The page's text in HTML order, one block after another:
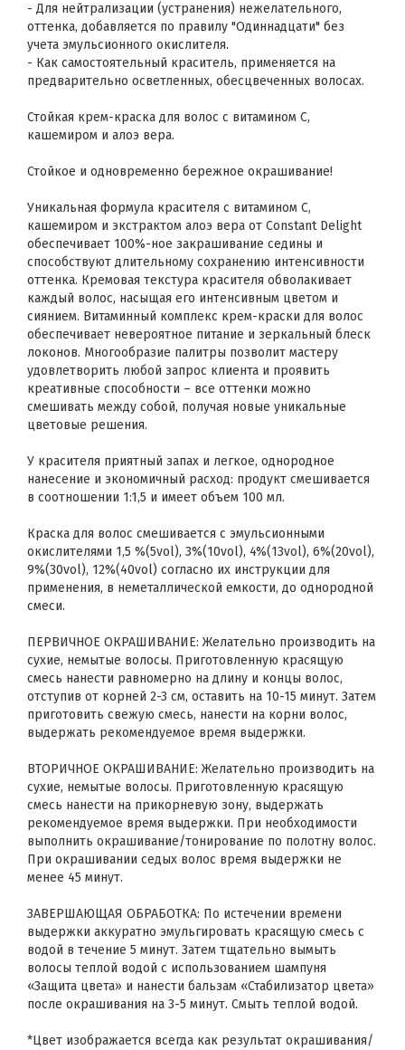
- Для нейтрализации (устранения) нежелательного,
оттенка, добавляется по правилу "Одиннадцати" без
учета эмульсионного окислителя.
- Как самостоятельный краситель, применяется на
предварительно осветленных, обесцвеченных волосах.
Стойкая крем-краска для волос с витамином С,
кашемиром и алоэ вера.
Стойкое и одновременно бережное окрашивание!
Уникальная формула красителя с витамином С,
кашемиром и экстрактом алоэ вера от Constant Delight
обеспечивает 100%-ное закрашивание седины и
способствуют длительному сохранению интенсивности
оттенка. Кремовая текстура красителя обволакивает
каждый волос, насыщая его интенсивным цветом и
сиянием. Витаминный комплекс крем-краски для волос
обеспечивает невероятное питание и зеркальный блеск
локонов. Многообразие палитры позволит мастеру
удовлетворить любой запрос клиента и проявить
креативные способности – все оттенки можно
смешивать между собой, получая новые уникальные
цветовые решения.
У красителя приятный запах и легкое, однородное
нанесение и экономичный расход: продукт смешивается
в соотношении 1:1,5 и имеет объем 100 мл.
Краска для волос смешивается с эмульсионными
окислителями 1,5 %(5vol), 3%(10vol), 4%(13vol), 6%(20vol),
9%(30vol), 12%(40vol) согласно их инструкции для
применения, в неметаллической емкости, до однородной
смеси.
ПЕРВИЧНОЕ ОКРАШИВАНИЕ: Желательно производить на
сухие, немытые волосы. Приготовленную красящую
смесь нанести равномерно на длину и концы волос,
отступив от корней 2-3 см, оставить на 10-15 минут. Затем
приготовить свежую смесь, нанести на корни волос,
выдержать рекомендуемое время выдержки.
ВТОРИЧНОЕ ОКРАШИВАНИЕ: Желательно производить на
сухие, немытые волосы. Приготовленную красящую
смесь нанести на прикорневую зону, выдержать
рекомендуемое время выдержки. При необходимости
выполнить окрашивание/тонирование по полотну волос.
При окрашивании седых волос время выдержки не
менее 45 минут.
ЗАВЕРШАЮЩАЯ ОБРАБОТКА: По истечении времени
выдержки аккуратно эмульгировать красящую смесь с
водой в течение 5 минут. Затем тщательно вымыть
волосы теплой водой с использованием шампуня
«Защита цвета» и нанести бальзам «Стабилизатор цвета»
после окрашивания на 3-5 минут. Смыть теплой водой.
*Цвет изображается всегда как результат окрашивания/